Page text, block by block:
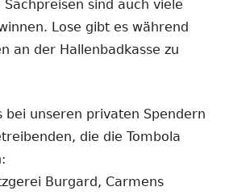
sind auch viele
Lose gibt es während
an der Hallenbadkasse zu
bei unseren privaten Spendern
die die Tombola
Burgard, Carmens